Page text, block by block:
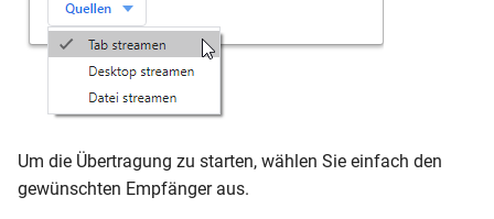
Um die Übertragung zu starten, wählen Sie einfach den
gewünschten Empfänger aus.